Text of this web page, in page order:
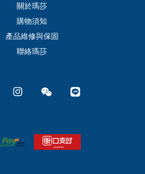
關於瑪莎
購物須知
產品維修與保固
聯絡瑪莎
Facebook Instagram Wechat